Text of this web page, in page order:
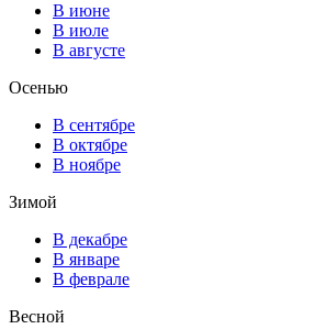
В июне
В июле
В августе
Осенью
В сентябре
В октябре
В ноябре
Зимой
В декабре
В январе
В феврале
Весной